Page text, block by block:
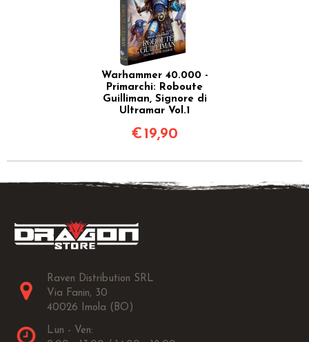
Warhammer 40.000 -
Primarchi: Roboute
Guilliman, Signore di
Ultramar Vol.1
€ 19,90
Raven Distribution SRL
Via Fanin, 30
40026 Imola (BO)
Lun - Ven: